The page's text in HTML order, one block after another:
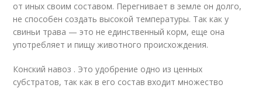
от иных своим составом. Перегнивает в земле он долго,
не способен создать высокой температуры. Так как у
свиньи трава — это не единственный корм, еще она
употребляет и пищу животного происхождения.
Конский навоз . Это удобрение одно из ценных
субстратов, так как в его состав входит множество